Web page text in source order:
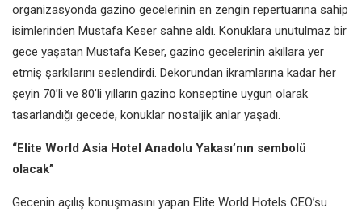
organizasyonda gazino gecelerinin en zengin repertuarına sahip
isimlerinden Mustafa Keser sahne aldı. Konuklara unutulmaz bir
gece yaşatan Mustafa Keser, gazino gecelerinin akıllara yer
etmiş şarkılarını seslendirdi. Dekorundan ikramlarına kadar her
şeyin 70’li ve 80’li yılların gazino konseptine uygun olarak
tasarlandığı gecede, konuklar nostaljik anlar yaşadı.
“Elite World Asia Hotel Anadolu Yakası’nın sembolü
olacak”
Gecenin açılış konuşmasını yapan Elite World Hotels CEO’su